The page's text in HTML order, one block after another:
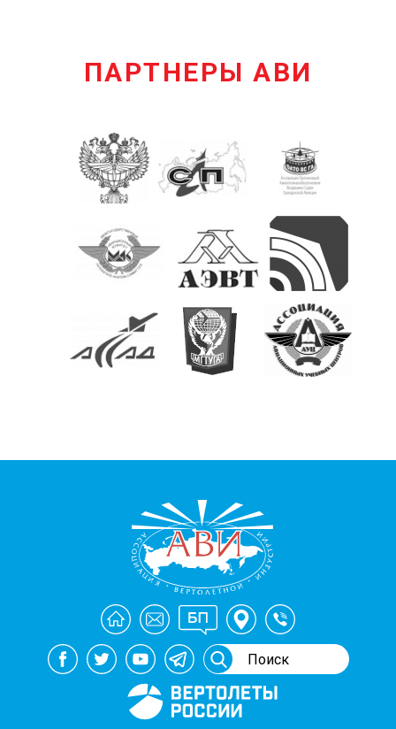
ПАРТНЕРЫ АВИ